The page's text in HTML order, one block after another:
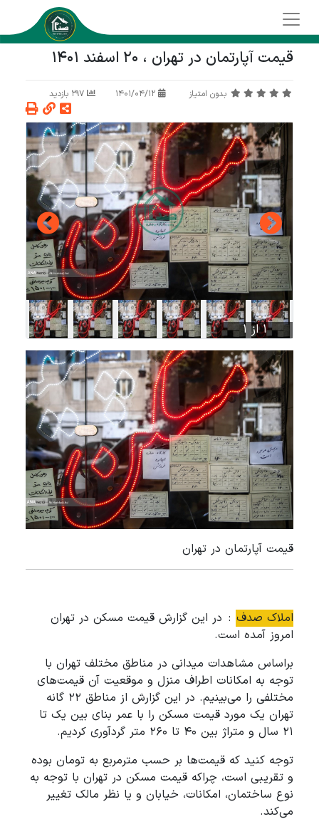
قیمت آپارتمان در تهران ، 20 اسفند 1401
بدون امتیاز
1 از 1
قیمت آپارتمان در تهران
املاک صدف : در این گزارش قیمت مسکن در تهران
امروز آمده است.
براساس مشاهدات میدانی در مناطق مختلف تهران با
توجه به امکانات اطراف منزل و موقعیت آن قیمت‌های
مختلفی را می‌بینیم. در این گزارش از مناطق ۲۲ گانه
تهران یک مورد قیمت مسکن را با عمر بنای بین یک تا
۲۱ سال و متراژ بین ۴۰ تا ۲۶۰ متر گردآوری کردیم.
توجه کنید که قیمت‌ها بر حسب مترمربع به تومان بوده
و تقریبی است، چراکه قیمت مسکن در تهران با توجه به
نوع ساختمان، امکانات، خیابان و یا نظر مالک تغییر
می‌کند.